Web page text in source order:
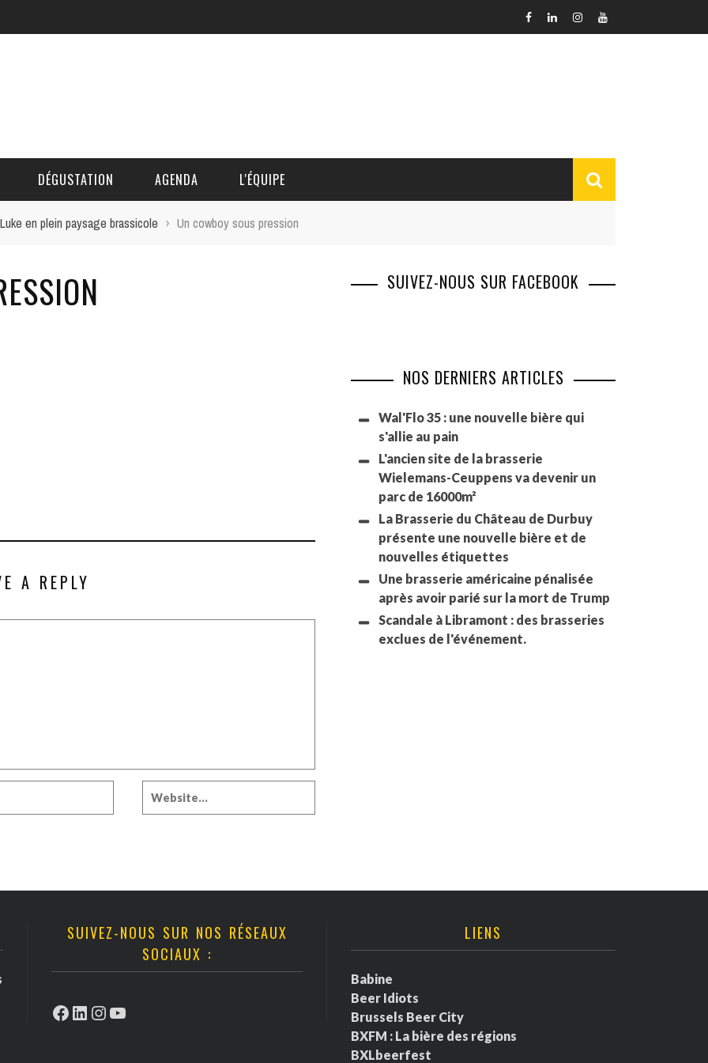
DÉGUSTATION AGENDA L'ÉQUIPE
en plein paysage brassicole › Un cowboy sous pression
A REPLY
SUIVEZ-NOUS SUR FACEBOOK
NOS DERNIERS ARTICLES
Wal'Flo 35 : une nouvelle bière qui
s'allie au pain
L'ancien site de la brasserie
Wielemans-Ceuppens va devenir un
parc de 16000m²
La Brasserie du Château de Durbuy
présente une nouvelle bière et de
nouvelles étiquettes
Une brasserie américaine pénalisée
après avoir parié sur la mort de Trump
Scandale à Libramont : des brasseries
exclues de l'événement.
SUIVEZ-NOUS SUR NOS RÉSEAUX
SOCIAUX :
Facebook
LinkedIn
Instagram
YouTube
LIENS
Babine
Beer Idiots
Brussels Beer City
BXFM : La bière des régions
BXLbeerfest